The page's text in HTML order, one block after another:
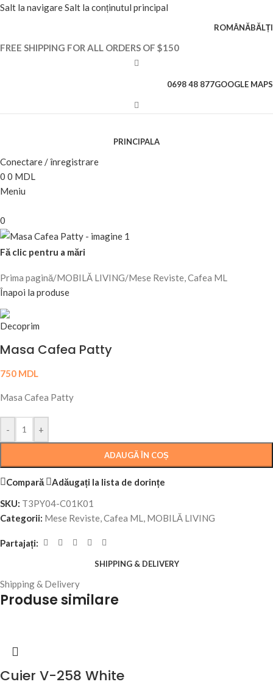
Salt la navigareSalt la conținutul principal
ROMÂNĂBĂLȚI
FREE SHIPPING FOR ALL ORDERS OF $150
0698 48 877GOOGLE MAPS
PRINCIPALA
Conectare / înregistrare
0 0 MDL
Meniu
0
Fă clic pentru a mări
Prima pagină/MOBILĂ LIVING/Mese Reviste, Cafea ML
Înapoi la produse
Masa Cafea Patty
750 MDL
Masa Cafea Patty
- +
ADAUGĂ ÎN COȘ
Compară
Adăugați la lista de dorințe
SKU: T3PY04-C01K01
Categorii: Mese Reviste, Cafea ML, MOBILĂ LIVING
Partajați:
SHIPPING & DELIVERY
Shipping & Delivery
Produse similare
Cuier V-258 White